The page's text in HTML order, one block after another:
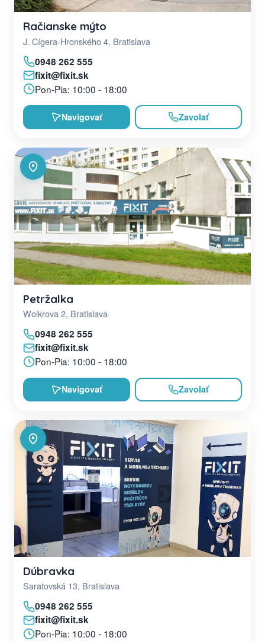
Račianske mýto
J. Cígera-Hronského 4, Bratislava
0948 262 555
fixit@fixit.sk
Pon-Pia: 10:00 - 18:00
Navigovať Zavolať
Petržalka
Wolkrova 2, Bratislava
0948 262 555
fixit@fixit.sk
Pon-Pia: 10:00 - 18:00
Navigovať Zavolať
Dúbravka
Saratovská 13, Bratislava
0948 262 555
fixit@fixit.sk
Pon-Pia: 10:00 - 18:00